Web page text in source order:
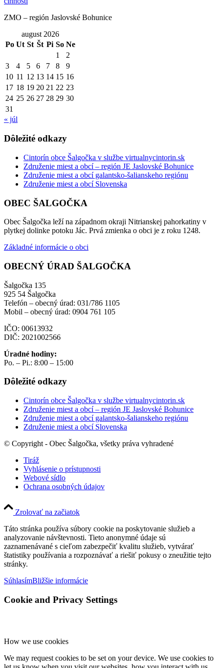
ZMO – región Jaslovské Bohunice
august 2026
Po Ut St Št Pi So Ne
1
2
3
4 5 6 7 8
9
10 11 12 13 14 15 16
17 18 19 20 21 22 23
24 25 26 27 28 29 30
31
« júl
Dôležité odkazy
Cintorín obce Šalgočka v službe virtualnycintorin.sk
Združenie miest a obcí – región JE Jaslovské Bohunice
Združenie miest a obcí galantsko-šalianskeho regiónu
Združenie miest a obcí Slovenska
OBEC ŠALGOČKA
Obec Šalgočka leží na západnom okraji Nitrianskej pahorkatiny v
plytkej dolinke potoku Jác. Prvá zmienka o obci je z roku 1248.
Základné informácie o obci
OBECNÝ ÚRAD ŠALGOČKA
Šalgočka 135
925 54 Šalgočka
Telefón – obecný úrad: 031/786 1105
Mobil – obecný úrad: 0904 761 105
IČO: 00613932
DIČ: 2021002566
Úradné hodiny:
Po. – Pi.: 8:00 – 15:00
Dôležité odkazy
Cintorín obce Šalgočka v službe virtualnycintorin.sk
Združenie miest a obcí – región JE Jaslovské Bohunice
Združenie miest a obcí galantsko-šalianskeho regiónu
Združenie miest a obcí Slovenska
© Copyright - Obec Šalgočka, všetky práva vyhradené
Tiráž
Vyhlásenie o prístupnosti
Webové sídlo
Ochrana osobných údajov
Zrolovať na začiatok
Táto stránka používa súbory cookie na poskytovanie služieb a
analyzovanie návštevnosti. Tieto anonymné údaje sú
zaznamenávané s cieľom zabezpečiť kvalitu služieb, vytvárať
štatistiky používania a rozpoznávať a riešiť pokusy o zneužitie tejto
stránky.
SúhlasímBližšie informácie
Cookie and Privacy Settings
How we use cookies
We may request cookies to be set on your device. We use cookies to